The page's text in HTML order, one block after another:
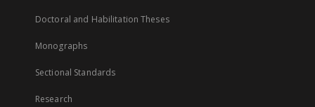
Doctoral and Habilitation Theses
Monographs
Sectional Standards
Research